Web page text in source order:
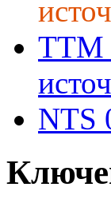
TTM
NTS